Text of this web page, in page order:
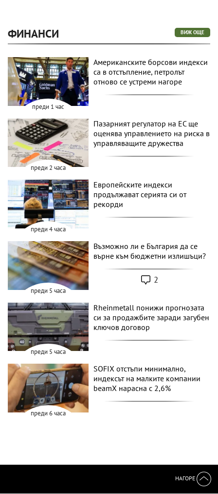
ФИНАНСИ ВИЖ ОЩЕ
преди 1 час
Американските борсови индекси
са в отстъпление, петролът
отново се устреми нагоре
преди 2 часа
Пазарният регулатор на ЕС ще
оценява управлението на риска в
управляващите дружества
преди 4 часа
Европейските индекси
продължават серията си от
рекорди
преди 5 часа
Възможно ли е България да се
върне към бюджетни излишъци?
2
преди 5 часа
Rheinmetall понижи прогнозата
си за продажбите заради загубен
ключов договор
преди 6 часа
SOFIX отстъпи минимално,
индексът на малките компании
beamX нарасна с 2,6%
НАГОРЕ